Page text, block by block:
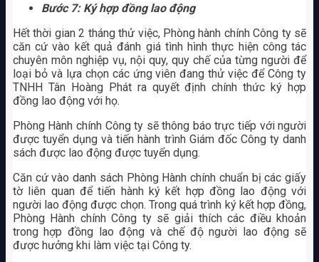
Bước 7: Ký hợp đồng lao động
Hết thời gian 2 tháng thử việc, Phòng hành chính Công ty sẽ
căn cứ vào kết quả đánh giá tình hình thực hiện công tác
chuyên môn nghiệp vụ, nội quy, quy chế của từng người để
loại bỏ và lựa chọn các ứng viên đang thử việc để Công ty
TNHH Tân Hoàng Phát ra quyết định chính thức ký hợp
đồng lao động với họ.
Phòng Hành chính Công ty sẽ thông báo trực tiếp với người
được tuyển dụng và tiến hành trình Giám đốc Công ty danh
sách được lao động được tuyển dụng.
Căn cứ vào danh sách Phòng Hành chính chuẩn bị các giấy
tờ liên quan để tiến hành ký kết hợp đồng lao động với
người lao động được chọn. Trong quá trình ký kết hợp đồng,
Phòng Hành chính Công ty sẽ giải thích các điều khoản
trong hợp đồng lao động và chế độ người lao động sẽ
được hưởng khi làm việc tại Công ty.